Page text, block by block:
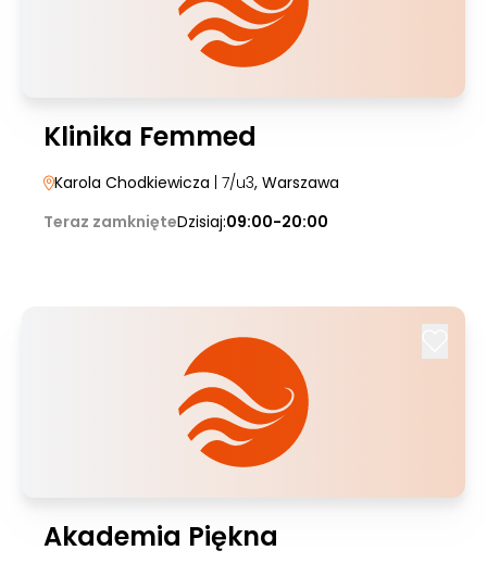
Klinika Femmed
Karola Chodkiewicza | 7/u3, Warszawa
Teraz zamknięteDzisiaj:09:00-20:00
Akademia Piękna